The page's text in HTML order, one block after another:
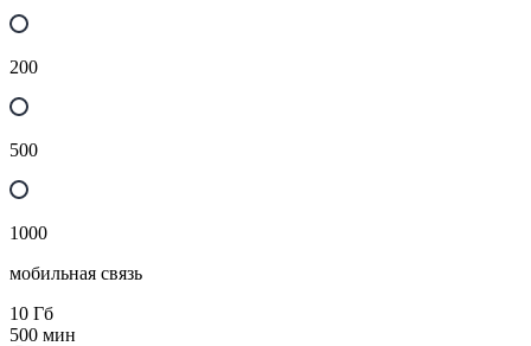
200
500
1000
мобильная связь
10 Гб
500 мин